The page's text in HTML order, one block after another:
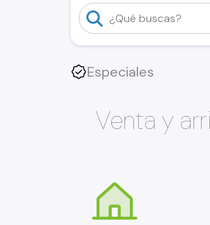
Especiales
Venta y